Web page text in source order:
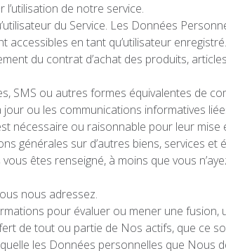
l’utilisation de notre service.
du Service. Les Données
en tant qu’utilisateur enregistré.
du contrat d’achat des produits,
SMS ou autres formes équivalentes de
ou les communications informatives
nécessaire ou raisonnable pour leur
générales sur d’autres biens, services
êtes renseigné, à moins que vous
nous adressez.
pour évaluer ou mener une fusion,
de tout ou partie de Nos actifs, que ce
les Données personnelles que